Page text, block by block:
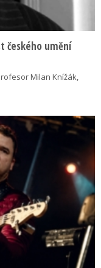
českého umění
Milan Knížák,